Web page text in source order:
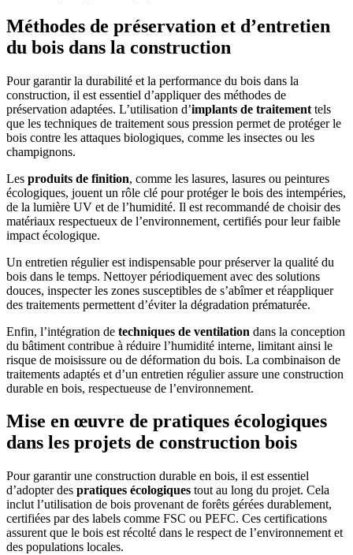
Méthodes de préservation et d’entretien
du bois dans la construction
Pour garantir la durabilité et la performance du bois dans la
construction, il est essentiel d’appliquer des méthodes de
préservation adaptées. L’utilisation d’implants de traitement tels
que les techniques de traitement sous pression permet de protéger le
bois contre les attaques biologiques, comme les insectes ou les
champignons.
Les produits de finition, comme les lasures, lasures ou peintures
écologiques, jouent un rôle clé pour protéger le bois des intempéries,
de la lumière UV et de l’humidité. Il est recommandé de choisir des
matériaux respectueux de l’environnement, certifiés pour leur faible
impact écologique.
Un entretien régulier est indispensable pour préserver la qualité du
bois dans le temps. Nettoyer périodiquement avec des solutions
douces, inspecter les zones susceptibles de s’abîmer et réappliquer
des traitements permettent d’éviter la dégradation prématurée.
Enfin, l’intégration de techniques de ventilation dans la conception
du bâtiment contribue à réduire l’humidité interne, limitant ainsi le
risque de moisissure ou de déformation du bois. La combinaison de
traitements adaptés et d’un entretien régulier assure une construction
durable en bois, respectueuse de l’environnement.
Mise en œuvre de pratiques écologiques
dans les projets de construction bois
Pour garantir une construction durable en bois, il est essentiel
d’adopter des pratiques écologiques tout au long du projet. Cela
inclut l’utilisation de bois provenant de forêts gérées durablement,
certifiées par des labels comme FSC ou PEFC. Ces certifications
assurent que le bois est récolté dans le respect de l’environnement et
des populations locales.